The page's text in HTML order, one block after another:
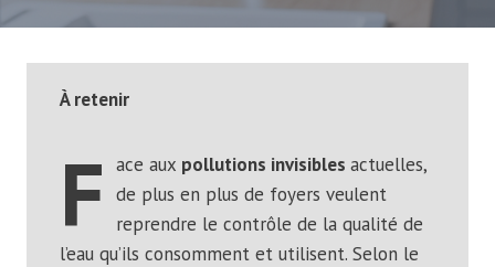
À retenir
F ace aux pollutions invisibles actuelles,
de plus en plus de foyers veulent
reprendre le contrôle de la qualité de
l’eau qu’ils consomment et utilisent. Selon le